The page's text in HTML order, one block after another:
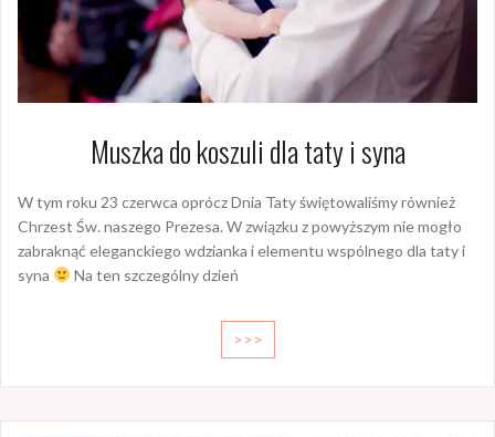
Muszka do koszuli dla taty i syna
W tym roku 23 czerwca oprócz Dnia Taty świętowaliśmy również
Chrzest Św. naszego Prezesa. W związku z powyższym nie mogło
zabraknąć eleganckiego wdzianka i elementu wspólnego dla taty i
syna
Na ten szczególny dzień
>>>